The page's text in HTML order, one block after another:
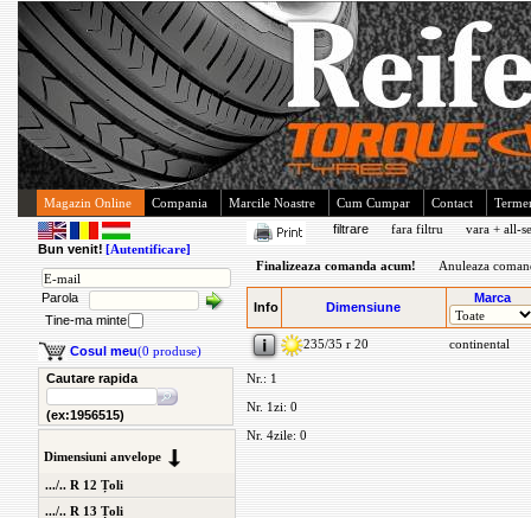
Magazin Online Compania Marcile Noastre Cum Cumpar Contact
Bun venit! [Autentificare]
Parola
Tine-ma minte
Cosul meu(0 produse)
Cautare rapida
(ex:1956515)
Dimensiuni anvelope
.../.. R 12 Țoli
.../.. R 13 Țoli
filtrare fara filtru vara + all-
Finalizeaza comanda acum! Anuleaza
Info Dimensiune
Marca
235/35 r 20 continental
Nr.: 1
Nr. 1zi: 0
Nr. 4zile: 0